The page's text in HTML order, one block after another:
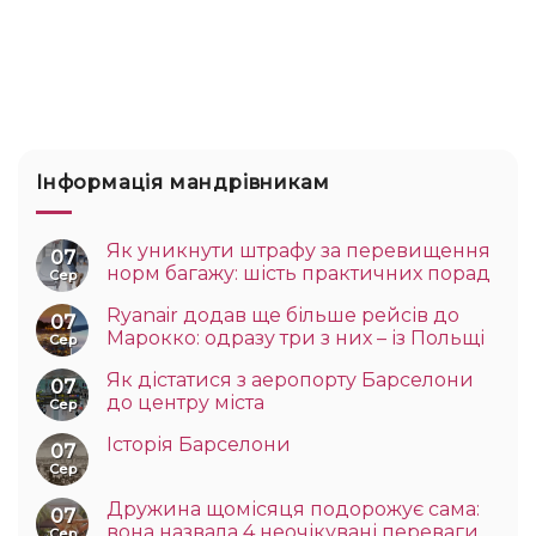
Інформація мандрівникам
07
Сер
Як уникнути штрафу за перевищення
норм багажу: шість практичних порад
07
Сер
Ryanair додав ще більше рейсів до
Марокко: одразу три з них – із Польщі
07
Сер
Як дістатися з аеропорту Барселони
до центру міста
07
Сер
Історія Барселони
07
Дружина щомісяця подорожує сама: